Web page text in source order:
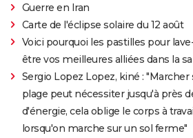
Guerre en Iran
Carte de l'éclipse solaire du 12 août
Voici pourquoi les pastilles pour
être vos meilleures alliées dans la
Sergio Lopez Lopez, kiné : "Marcher
plage peut nécessiter jusqu'à près
d'énergie, cela oblige le corps à
lorsqu'on marche sur un sol ferme"